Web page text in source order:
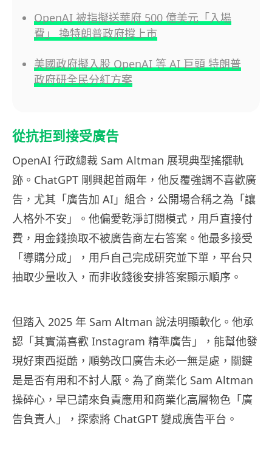
OpenAI 被指擬送華府 500 億美元「入場
費」 換特朗普政府撐上市
美國政府擬入股 OpenAI 等 AI 巨頭 特朗普
政府研全民分紅方案
從抗拒到接受廣告
OpenAI 行政總裁 Sam Altman 展現典型搖擺軌
跡。ChatGPT 剛興起首兩年，他反覆強調不喜歡廣
告，尤其「廣告加 AI」組合，公開場合稱之為「讓
人格外不安」。他偏愛乾淨訂閱模式，用戶直接付
費，用金錢換取不被廣告商左右答案。他最多接受
「導購分成」，用戶自己完成研究並下單，平台只
抽取少量收入，而非收錢後安排答案顯示順序。
但踏入 2025 年 Sam Altman 說法明顯軟化。他承
認「其實滿喜歡 Instagram 精準廣告」，能幫他發
現好東西挺酷，順勢改口廣告未必一無是處，關鍵
是是否有用和不討人厭。為了商業化 Sam Altman
操碎心，早已請來負責應用和商業化高層物色「廣
告負責人」，探索將 ChatGPT 變成廣告平台。